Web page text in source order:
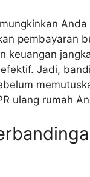
pembayaran
keuangan
Jadi,
ulang rumah